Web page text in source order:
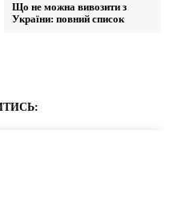
Що не можна вивозити з
України: повний список